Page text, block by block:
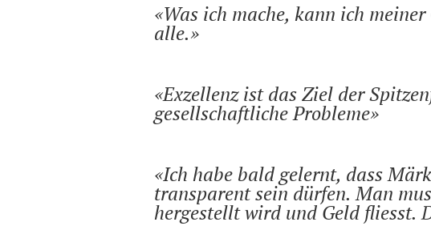
Was ich mache, kann ich
alle.
Exzellenz ist das Ziel der
gesellschaftliche Probleme
Ich habe bald gelernt, dass
transparent sein dürfen. Man
hergestellt wird und Geld fliesst.